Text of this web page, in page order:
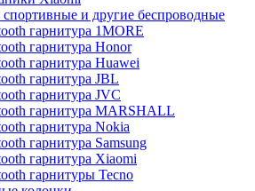
и другие беспроводные
гарнитура 1MORE
гарнитура Honor
гарнитура Huawei
гарнитура JBL
гарнитура JVC
гарнитура MARSHALL
гарнитура Nokia
гарнитура Samsung
гарнитура Xiaomi
гарнитуры Tecno